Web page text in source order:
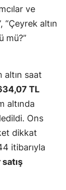
ve
“Çeyrek altın
mü?”
altın saat
TL
altında
Ons
dikkat
itibarıyla